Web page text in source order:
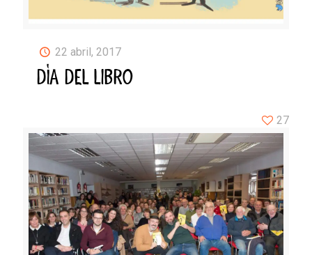
22 abril, 2017
DÍA DEL LIBRO
27